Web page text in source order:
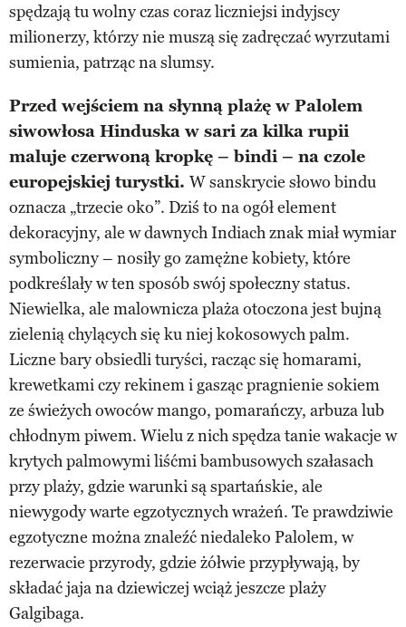
spędzają tu wolny czas coraz liczniejsi indyjscy
milionerzy, którzy nie muszą się zadręczać wyrzutami
sumienia, patrząc na slumsy.
Przed wejściem na słynną plażę w Palolem
siwowłosa Hinduska w sari za kilka rupii
maluje czerwoną kropkę – bindi – na czole
europejskiej turystki. W sanskrycie słowo bindu
oznacza „trzecie oko”. Dziś to na ogół element
dekoracyjny, ale w dawnych Indiach znak miał wymiar
symboliczny – nosiły go zamężne kobiety, które
podkreślały w ten sposób swój społeczny status.
Niewielka, ale malownicza plaża otoczona jest bujną
zielenią chylących się ku niej kokosowych palm.
Liczne bary obsiedli turyści, racząc się homarami,
krewetkami czy rekinem i gasząc pragnienie sokiem
ze świeżych owoców mango, pomarańczy, arbuza lub
chłodnym piwem. Wielu z nich spędza tanie wakacje w
krytych palmowymi liśćmi bambusowych szałasach
przy plaży, gdzie warunki są spartańskie, ale
niewygody warte egzotycznych wrażeń. Te prawdziwie
egzotyczne można znaleźć niedaleko Palolem, w
rezerwacie przyrody, gdzie żółwie przypływają, by
składać jaja na dziewiczej wciąż jeszcze plaży
Galgibaga.